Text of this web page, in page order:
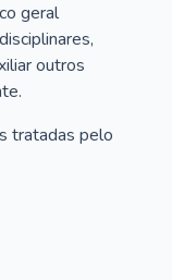
geral
outros
tratadas pelo